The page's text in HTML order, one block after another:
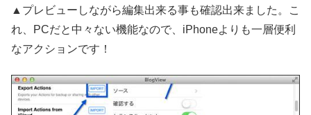
▲プレビューしながら編集出来る事も確認出来ました。こ
れ、PCだと中々ない機能なので、iPhoneよりも一層便利
なアクションです！